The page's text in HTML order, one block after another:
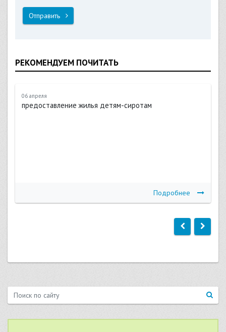
Отправить
РЕКОМЕНДУЕМ ПОЧИТАТЬ
06 апреля
предоставление жилья детям-сиротам
Подробнее